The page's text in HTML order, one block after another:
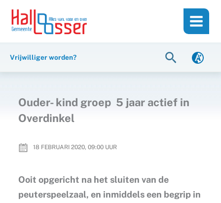
inhoud
naar
Vrijwilliger worden? Zoeken
Ouder- kind groep 5 jaar actief in
Overdinkel
18 FEBRUARI 2020, 09:00UUR
Ooit opgericht na het sluiten van de
peuterspeelzaal, en inmiddels een begrip in